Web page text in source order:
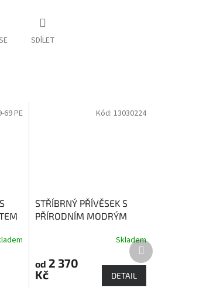
SDÍLET
69 PE
STŘÍBRNÝ PŘÍVĚSEK S
PŘÍRODNÍM MODRÝM
Topaz dodává vnitřní sílu
Skladem
od 2 370
Kč
DETAIL
Kód: 13030224
Další
produkt